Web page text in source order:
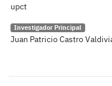
upct
Investigador Principal
Juan Patricio Castro